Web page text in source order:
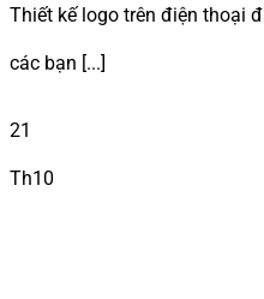
Thiết kế logo trên điện thoại
các bạn [...]
21
Th10